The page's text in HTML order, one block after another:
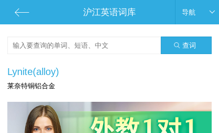
沪江英语词库 导航
查词
Lynite(alloy)
莱奈特铜铝合金